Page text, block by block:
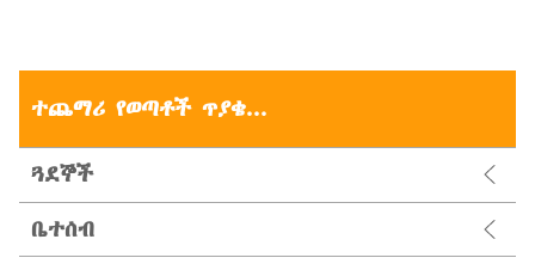
ተጨማሪ የወጣቶች ጥያቄ...
ጓደኞች
ቤተሰብ